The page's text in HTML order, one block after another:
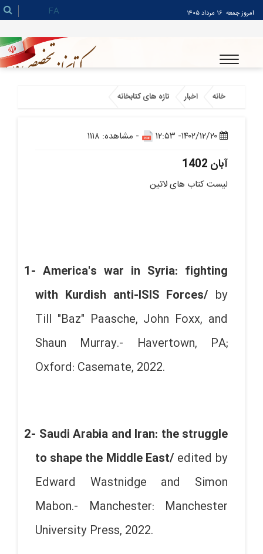
امروز جمعه ۱۶ مرداد ۱۴۰۵ FA
خانه اخبار تازه های کتابخانه
۱۴۰۲/۱۲/۲۰- ۱۲:۵۳ - مشاهده: ۱۱۱۸
آبان 1402
لیست کتاب های لاتین
1- America's war in Syria: fighting
with Kurdish anti-ISIS Forces/ by
Till "Baz" Paasche, John Foxx, and
Shaun Murray.- Havertown, PA;
Oxford: Casemate, 2022.
2- Saudi Arabia and Iran: the struggle
to shape the Middle East/ edited by
Edward Wastnidge and Simon
Mabon.- Manchester: Manchester
University Press, 2022.